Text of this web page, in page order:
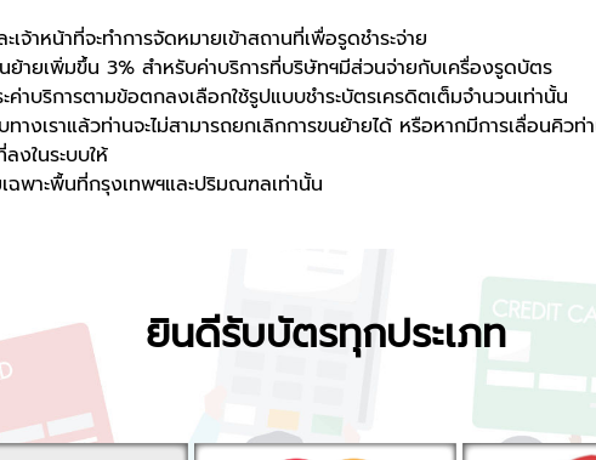
าหน้าที่จะทำการจัดหมายเข้าสถานที่เพื่อรูดชำระจ่าย
ย้ายเพิ่มขึ้น 3% สำหรับค่าบริการที่บริษัทฯมีส่วนจ่ายกับเครื่องรูดบัตร
าบริการตามข้อตกลงเลือกใช้รูปแบบชำระบัตรเครดิตเต็มจำนวนเท่านั้น
างเราแล้วท่านจะไม่สามารถยกเลิกการขนย้ายได้ หรือหากมีการเลื่อน
งในระบบให้
ฉพาะพื้นที่กรุงเทพฯและปริมณฑลเท่านั้น
ยินดีรับบัตรทุกประเภท